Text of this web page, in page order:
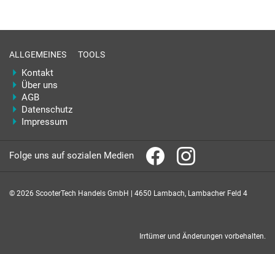
ALLGEMEINES
Kontakt
Über uns
AGB
Datenschutz
Impressum
TOOLS
Folge uns auf sozialen Medien
© 2026 ScooterTech Handels GmbH | 4650 Lambach, Lambacher Feld 4
Irrtümer und Änderungen vorbehalten.